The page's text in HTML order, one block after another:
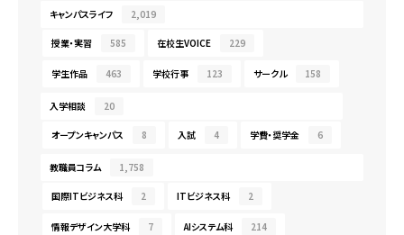
キャンパスライフ 2,019
授業・実習 585 在校生VOICE 229
学生作品 463 学校行事 123 サークル 158
入学相談 20
オープンキャンパス 8 入試 4 学費・奨学金 6
教職員コラム 1,758
国際ITビジネス科 2 ITビジネス科 2
情報デザイン大学科 7 AIシステム科 214